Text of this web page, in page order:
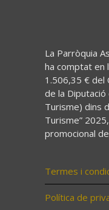
La Parròquia
ha comptat en
1.506,35 € del
de la Diputació
Turisme) dins
Turisme”
promocional
Termes i
Política de